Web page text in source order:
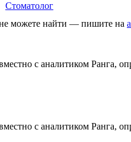
Стоматолог
не можете найти — пишите на
с аналитиком Ранга,
с аналитиком Ранга,